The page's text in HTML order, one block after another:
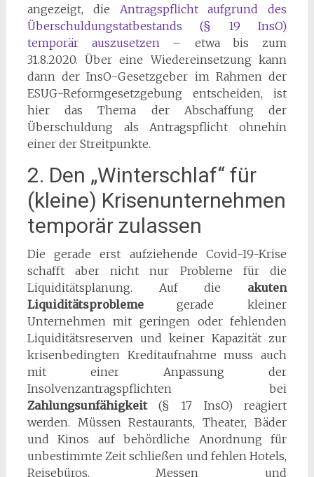
angezeigt, die Antragspflicht aufgrund des
Überschuldungstatbestands (§ 19 InsO)
temporär auszusetzen– etwa bis zum
31.8.2020. Über eine Wiedereinsetzung kann
dann der InsO-Gesetzgeber im Rahmen der
ESUG-Reformgesetzgebung entscheiden, ist
hier das Thema der Abschaffung der
Überschuldung als Antragspflicht ohnehin
einer der Streitpunkte.
2. Den „Winterschlaf“ für
(kleine) Krisenunternehmen
temporär zulassen
Die gerade erst aufziehende Covid-19-Krise
schafft aber nicht nur Probleme für die
Liquiditätsplanung. Auf die akuten
Liquiditätsproblemegerade kleiner
Unternehmen mit geringen oder fehlenden
Liquiditätsreserven und keiner Kapazität zur
krisenbedingten Kreditaufnahme muss auch
mit einer Anpassung der
Insolvenzantragspflichten bei
Zahlungsunfähigkeit(§ 17 InsO) reagiert
werden. Müssen Restaurants, Theater, Bäder
und Kinos auf behördliche Anordnung für
unbestimmte Zeit schließen und fehlen Hotels,
Reisebüros, Messen und